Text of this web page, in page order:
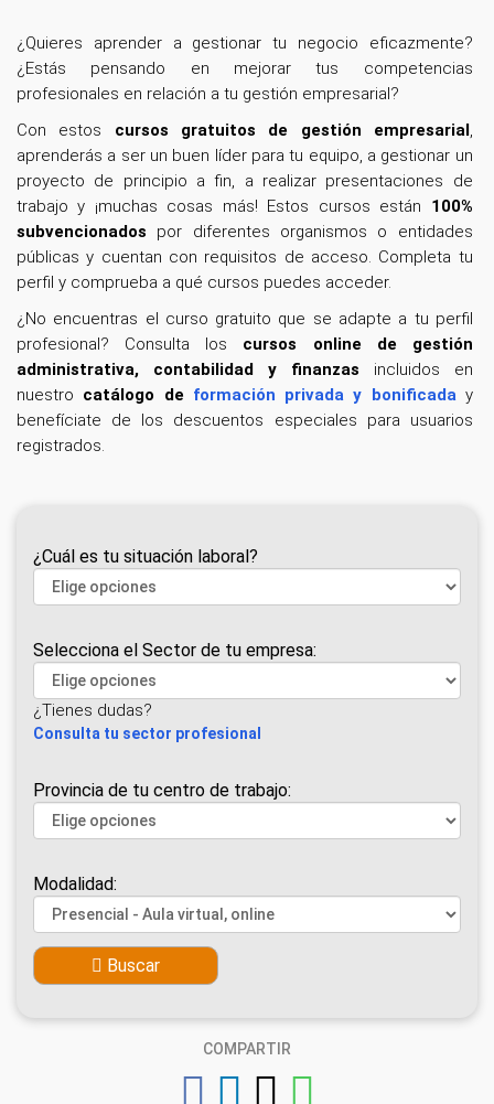
¿Quieres aprender a gestionar tu negocio eficazmente?
¿Estás pensando en mejorar tus competencias
profesionales en relación a tu gestión empresarial?
Con estos cursos gratuitos de gestión empresarial,
aprenderás a ser un buen líder para tu equipo, a gestionar un
proyecto de principio a fin, a realizar presentaciones de
trabajo y ¡muchas cosas más! Estos cursos están 100%
subvencionados por diferentes organismos o entidades
públicas y cuentan con requisitos de acceso. Completa tu
perfil y comprueba a qué cursos puedes acceder.
¿No encuentras el curso gratuito que se adapte a tu perfil
profesional? Consulta los cursos online de gestión
administrativa, contabilidad y finanzas incluidos en
nuestro catálogo de formación privada y bonificaday
benefíciate de los descuentos especiales para usuarios
registrados.
¿Cuál es tu situación laboral?
Selecciona el Sector de tu empresa:
¿Tienes dudas?
Consulta tu sector profesional
Provincia de tu centro de trabajo:
Modalidad:
Buscar
COMPARTIR